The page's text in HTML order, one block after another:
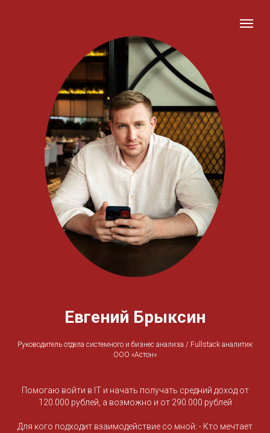
Евгений Брыксин
Руководитель отдела системного и бизнес анализа / Fullstack аналитик
ООО «Астон»
Помогаю войти в IT и начать получать средний доход от
120.000 рублей, а возможно и от 290.000 рублей
Для кого подходит взаимодействие со мной: - Кто мечтает